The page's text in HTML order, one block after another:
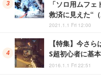
「ソロ用ムフ
救済に見えた“
2021.1.1 Fri 12:00
【特集】今さ
S超初心者に基
2016.1.1 Fri 22:51